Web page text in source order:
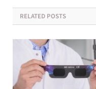
RELATED POSTS